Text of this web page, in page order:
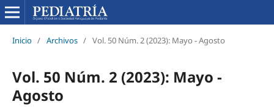
Inicio / Archivos / Vol. 50 Núm. 2 (2023): Mayo - Agosto
Vol. 50 Núm. 2 (2023): Mayo -
Agosto